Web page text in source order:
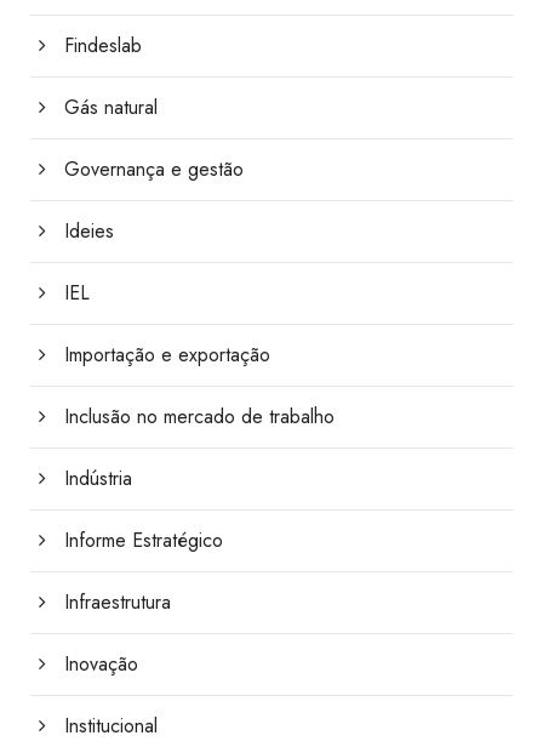
Findeslab
Gás natural
Governança e gestão
Ideies
IEL
Importação e exportação
Inclusão no mercado de trabalho
Indústria
Informe Estratégico
Infraestrutura
Inovação
Institucional